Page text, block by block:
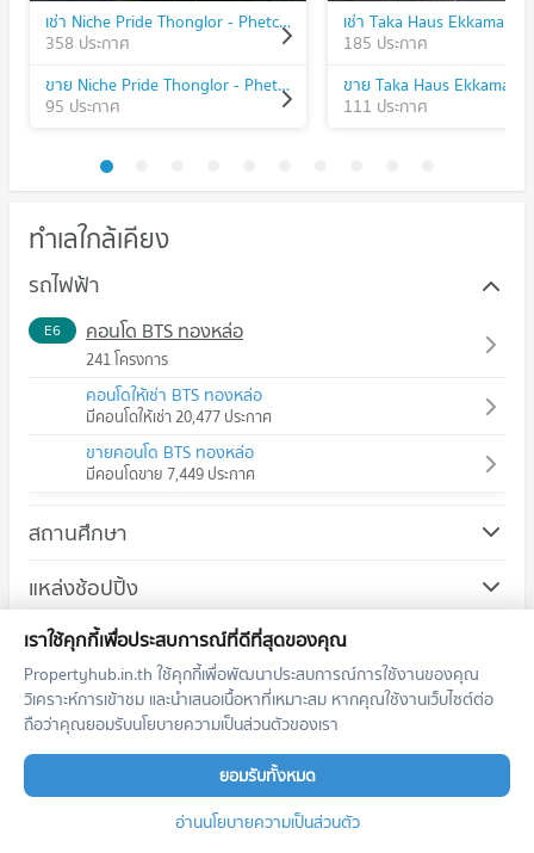
เช่า Niche Pride Thonglor - Phetchaburi
358 ประกาศ
ขาย Niche Pride Thonglor - Phetchaburi
95 ประกาศ
เช่า Taka Haus Ekkamai
185 ประกาศ
ขาย Taka Haus Ekkamai
111 ประกาศ
ทำเลใกล้เคียง
รถไฟฟ้า
E6 คอนโด BTS ทองหล่อ
241 โครงการ
คอนโดให้เช่า BTS ทองหล่อ
มีคอนโดให้เช่า 20,477 ประกาศ
ขายคอนโด BTS ทองหล่อ
มีคอนโดขาย 7,449 ประกาศ
สถานศึกษา
คอนโด ม.ศรีนครินทรวิโรฒ วิทยาเขตประสานมิตร
725 โครงการ
คอนโดให้เช่า ม.ศรีนครินทรวิโรฒ วิทยาเขตประสานมิตร
มีคอนโดให้เช่า 56,917 ประกาศ
ขายคอนโด ม.ศรีนครินทรวิโรฒ วิทยาเขตประสานมิตร
มีคอนโดขาย 20,367 ประกาศ
คอนโด ม.กรุงเทพ กล้วยน้ำไท
819 โครงการ
คอนโดให้เช่า ม.กรุงเทพ กล้วยน้ำไท
แหล่งช้อปปิ้ง
คอนโด ดองกิ มอลล์ ทองหล่อ
678 โครงการ
คอนโดให้เช่า ดองกิ มอลล์ ทองหล่อ
มีคอนโดให้เช่า 49,079 ประกาศ
ขายคอนโด ดองกิ มอลล์ ทองหล่อ
คอนโด เมเจอร์ ซีนีเพล็กซ์ เอกมัย
ถนน/ย่านธุรกิจ
คอนโด เขตวัฒนา
508 โครงการ
คอนโดให้เช่า เขตวัฒนา
มีคอนโดขาย 13,678 ประกาศ
โรงพยาบาล/สนามบิน
คอนโด รพ.พระราม 9
คอนโดให้เช่า รพ.พระราม 9
มีคอนโดให้เช่า 45,701 ประกาศ
คอนโดให้เช่ายอดนิยม
เราใช้คุกกี้เพื่อประสบการณ์ที่ดีที่สุดของคุณ
Propertyhub.in.th ใช้คุกกี้เพื่อพัฒนาประสบการณ์การใช้งานของคุณ
วิเคราะห์การเข้าชม และนำเสนอเนื้อหาที่เหมาะสม หากคุณใช้งานเว็บไซต์ต่อ
ถือว่าคุณยอมรับนโยบายความเป็นส่วนตัวของเรา
ยอมรับทั้งหมด
อ่านนโยบายความเป็นส่วนตัว